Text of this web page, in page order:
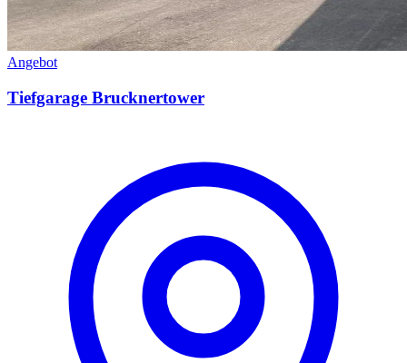
Angebot
Tiefgarage Brucknertower